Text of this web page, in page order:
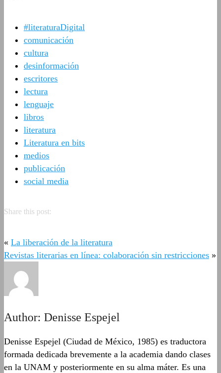
#literaturaDigital
comunicación
cultura
desinformación
escritores
lectura
lenguaje
libros
literatura
Literatura en bits
medios
publicación
social media
Share this post:
« La liberación de la literatura
Revistas literarias en línea: colaboración sin restricciones »
Author: Denisse Espejel
Denisse Espejel (Ciudad de México, 1985) es traductora
formada dedicada brevemente a la academia dando clases
en la UNAM y posteriormente en su alma máter. Es una